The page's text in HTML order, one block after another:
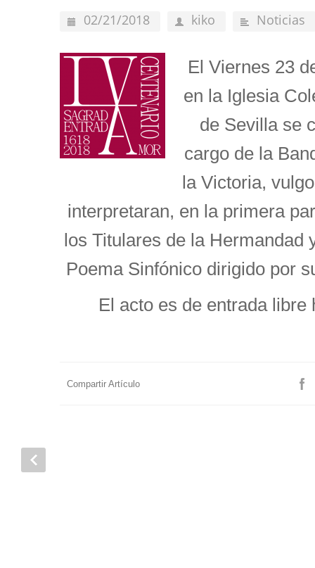
02/21/2018 kiko Noticias
El Viernes 23
en la Iglesia
de Sevilla se
cargo de la
la Victoria,
interpretaran, en la primera
los Titulares de la Hermandad
Poema Sinfónico dirigido por
El acto es de entrada libre
Compartir Artículo